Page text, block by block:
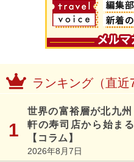
ランキング（直近
世界の富裕層が北九
軒の寿司店から始ま
【コラム】
2026年8月7日